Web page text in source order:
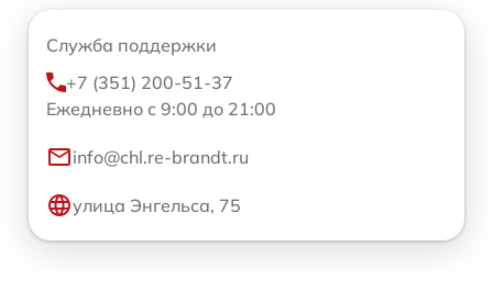
Служба поддержки
+7 (351) 200-51-37
Ежедневно с 9:00 до 21:00
info@chl.re-brandt.ru
улица Энгельса, 75